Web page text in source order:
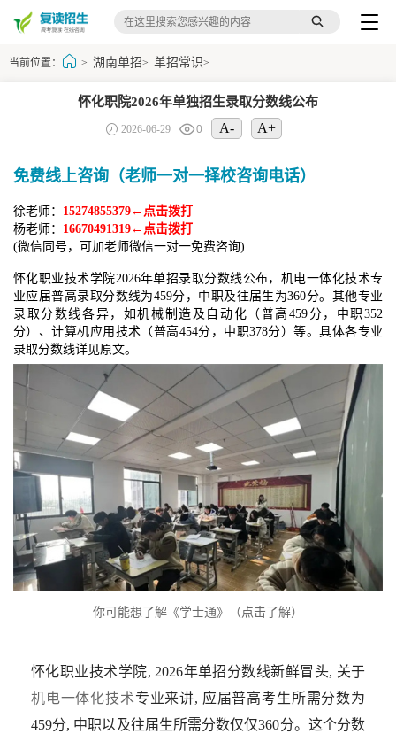
当前位置： > 湖南单招> 单招常识>
怀化职院2026年单独招生录取分数线公布
2026-06-29 0 A- A+
免费线上咨询（老师一对一择校咨询电话）
徐老师： 15274855379←点击拨打
杨老师： 16670491319←点击拨打
(微信同号，可加老师微信一对一免费咨询)
怀化职业技术学院2026年单招录取分数线公布，机电一体化技术专
业应届普高录取分数线为459分，中职及往届生为360分。其他专业
录取分数线各异，如机械制造及自动化（普高459分，中职352
分）、计算机应用技术（普高454分，中职378分）等。具体各专业
录取分数线详见原文。
你可能想了解《学士通》（点击了解）
怀化职业技术学院, 2026年单招分数线新鲜冒头, 关于
机电一体化技术专业来讲, 应届普高考生所需分数为
459分, 中职以及往届生所需分数仅仅360分。这个分数